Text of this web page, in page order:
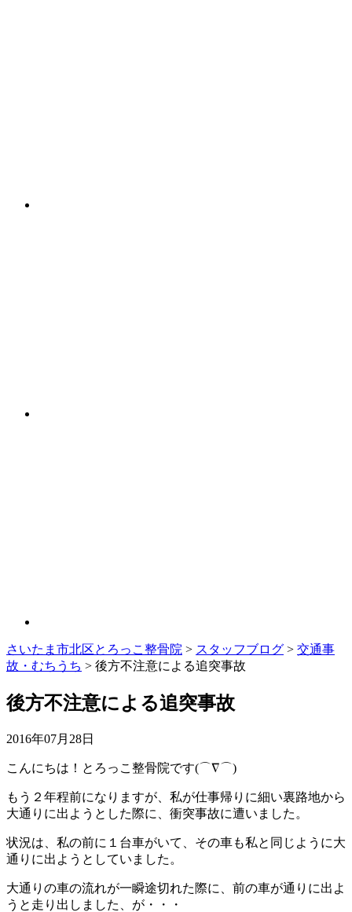
さいたま市北区とろっこ整骨院 > スタッフブログ > 交通事
故・むちうち > 後方不注意による追突事故
後方不注意による追突事故
2016年07月28日
こんにちは！とろっこ整骨院です(⌒∇⌒)
もう２年程前になりますが、私が仕事帰りに細い裏路地から
大通りに出ようとした際に、衝突事故に遭いました。
状況は、私の前に１台車がいて、その車も私と同じように大
通りに出ようとしていました。
大通りの車の流れが一瞬途切れた際に、前の車が通りに出よ
うと走り出しました、が・・・